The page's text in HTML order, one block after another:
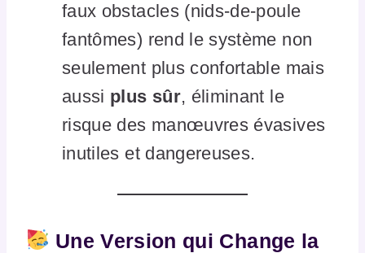
faux obstacles (nids-de-poule
fantômes) rend le système non
seulement plus confortable mais
aussi plus sûr, éliminant le
risque des manœuvres évasives
inutiles et dangereuses.
Une Version qui Change la